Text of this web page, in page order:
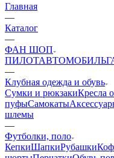
Главная
—
Каталог
—
ФАН ШОП
ПИЛОТАВТОМОБИЛЬ
—
Клубная одежда и обувь
Сумки и рюкзакиКресла
пуфыСамокаты
шлемы
—
Футболки, поло
КепкиШапкиРубашки